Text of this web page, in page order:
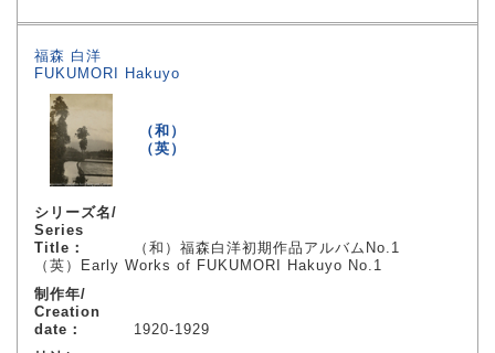
福森 白洋
FUKUMORI Hakuyo
（和）
（英）
シリーズ名/
Series
Title：
（和）福森白洋初期作品アルバムNo.1
（英）Early Works of FUKUMORI Hakuyo No.1
制作年/
Creation
date：
1920-1929